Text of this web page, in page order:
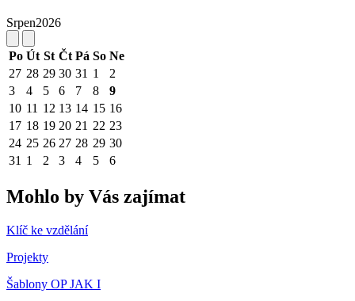
Srpen2026
Po Út St Čt Pá So Ne
27 28 29 30 31 1
2
3
4 5 6 7 8
9
10 11 12 13 14 15 16
17 18 19 20 21 22 23
24 25 26 27 28 29 30
31 1 2 3 4 5 6
Mohlo by Vás zajímat
Klíč ke vzdělání
Projekty
Šablony OP JAK I